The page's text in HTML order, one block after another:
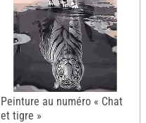
Peinture au numéro « Chat
et tigre »